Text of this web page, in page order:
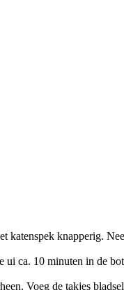
katenspek knapperig.
ca. 10 minuten in de
Voeg de takjes